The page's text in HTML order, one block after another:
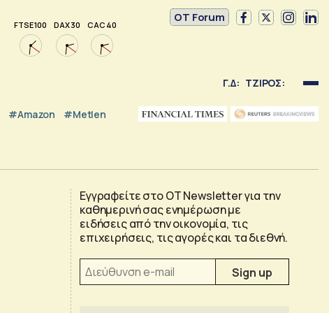
FTSE 100 DAX 30 CAC 40
OT Forum
Γ.Δ: ΤΖΙΡΟΣ:
#Amazon #Metlen
Εγγραφείτε στο OT Newsletter για την
καθημερινή σας ενημέρωση με
ειδήσεις από την οικονομία, τις
επιχειρήσεις, τις αγορές και τα διεθνή.